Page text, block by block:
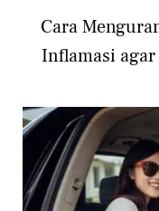
Cara
Inflamasi